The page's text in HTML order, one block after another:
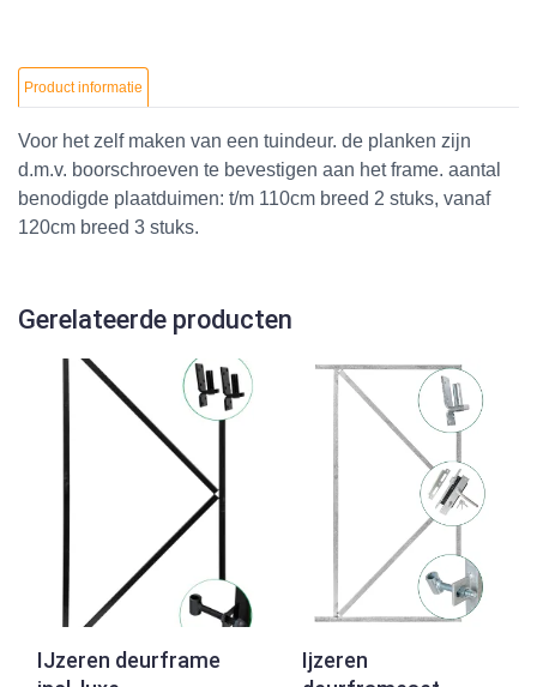
Product informatie
Voor het zelf maken van een tuindeur. de planken zijn
d.m.v. boorschroeven te bevestigen aan het frame. aantal
benodigde plaatduimen: t/m 110cm breed 2 stuks, vanaf
120cm breed 3 stuks.
Gerelateerde producten
IJzeren deurframe
Ijzeren